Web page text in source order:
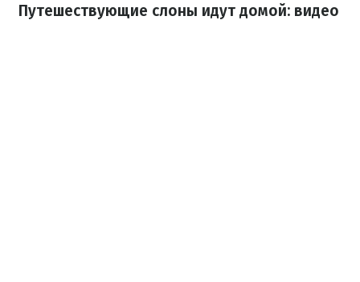
Путешествующие слоны идут домой: видео